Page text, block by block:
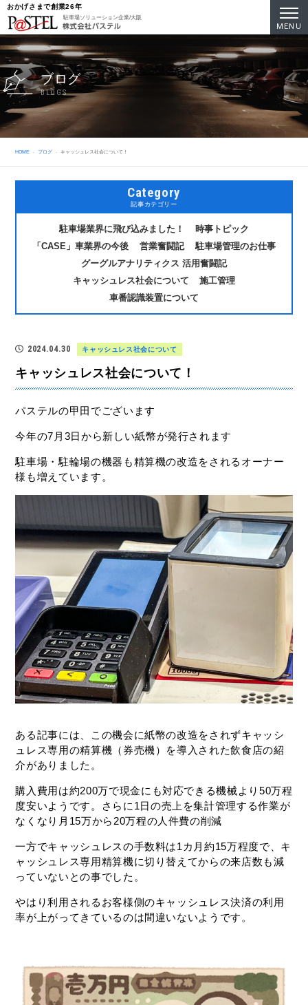
おかげさまで創業26年
駐車場ソリューション企業/大阪
ブログ
BLOGS
HOME ブログ キャッシュレス社会について！
Category
記事カテゴリー
駐車場業界に飛び込みました！
時事トピック
「CASE」車業界の今後
営業奮闘記
駐車場管理のお仕事
グーグルアナリティクス 活用奮闘記
キャッシュレス社会について
施工管理
車番認識装置について
2024.04.30 キャッシュレス社会について
キャッシュレス社会について！
パステルの甲田でございます
今年の7 月 3日から新しい紙幣が発行されます
駐車場・駐輪場の機器も精算機の改造をされるオーナー
様も増えています。
ある記事には、この機会に紙幣の改造をされずキャッシ
ュレス専用の精算機（券売機）を導入された飲食店の紹
介がありました。
購入費用は約200万で現金にも対応できる機械より 50万程
度安いようです。さらに 1日の売上を集計管理する作業が
なくなり月 15万から 20万程の人件費の削減
一方でキャッシュレスの手数料は1 カ月約15万程度で、キ
ャッシュレス専用精算機に切り替えてからの来店数も減
っていないとの事でした。
やはり利用されるお客様側のキャッシュレス決済の利用
率が上がってきているのは間違いないようです。
MENU